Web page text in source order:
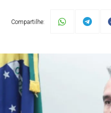
Compartilhe: